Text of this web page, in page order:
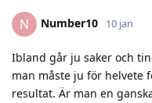
N Number10 10 jan
Ibland går ju saker och
man måste ju för helvete
resultat. Är man en